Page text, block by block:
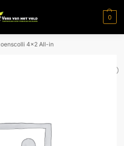
0
4×2 All-in